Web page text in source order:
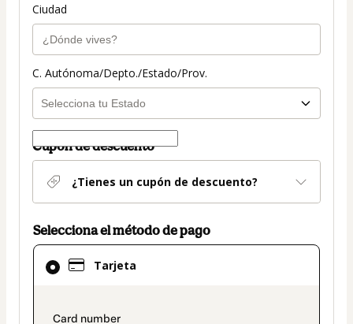
Ciudad
C. Autónoma/Depto./Estado/Prov.
Cupón de descuento
¿Tienes un cupón de descuento?
Selecciona el método de pago
Tarjeta
El
método